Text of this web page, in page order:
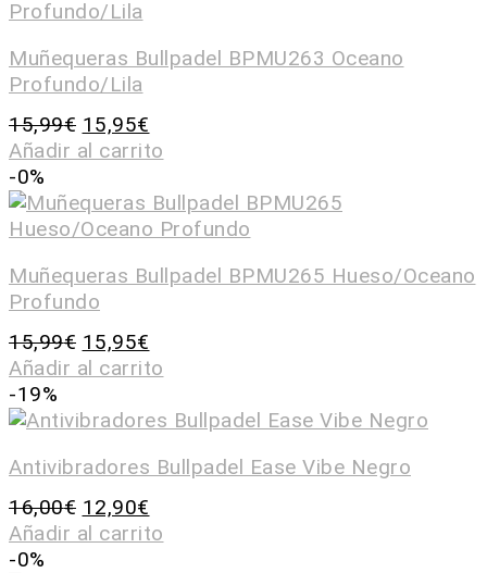
Muñequeras Bullpadel BPMU263 Oceano
Profundo/Lila
15,99€ 15,95€
Añadir al carrito
-0%
Muñequeras Bullpadel BPMU265 Hueso/Oceano
Profundo
15,99€ 15,95€
Añadir al carrito
-19%
Antivibradores Bullpadel Ease Vibe Negro
16,00€ 12,90€
Añadir al carrito
-0%